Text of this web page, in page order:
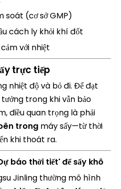
soát (cơ sở GMP)
cách ly khỏi khí đốt
với nhiệt
trực tiếp
nhiệt độ và bỏ đi. Để đạt
trong khi vẫn bảo
điều quan trọng là phải
trong máy sấy—từ thời
khi thoát ra.
báo thời tiết' để sấy khô
Jinling thường mô hình